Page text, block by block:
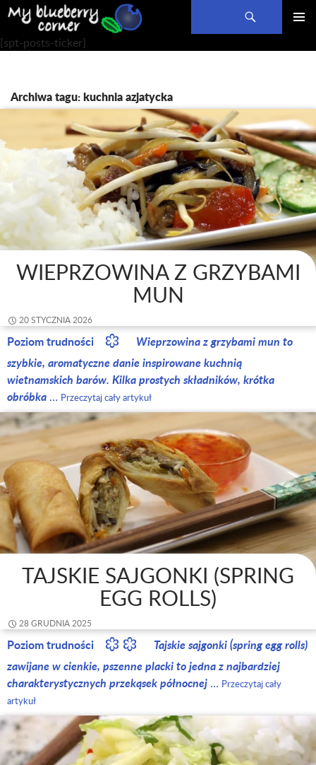
Szukaj
PRZEJDŹ
DO
[spt-posts-ticker]
Archiwa tagu: kuchnia azjatycka
WIEPRZOWINA Z GRZYBAMI
MUN
20 STYCZNIA 2026
Poziom trudności
Wieprzowina z grzybami mun to
szybkie, aromatyczne danie inspirowane kuchnią
wietnamskich barów. Kilka prostych składników, krótka
obróbka … Przeczytaj cały artykuł
TAJSKIE SAJGONKI (SPRING
EGG ROLLS)
28 GRUDNIA 2025
Poziom trudności
Tajskie sajgonki (spring egg rolls)
zawijane w cienkie, pszenne placki to jedna z najbardziej
charakterystycznych przekąsek północnej … Przeczytaj cały
artykuł